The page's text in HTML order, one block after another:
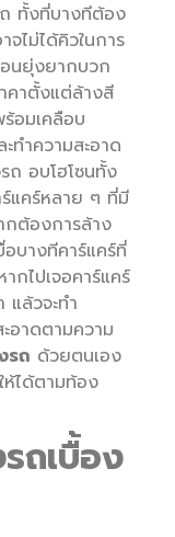
ถ ทั้งที่บางทีต้อง
จไม่ได้คิวในการ
นยุ่งยากบวก
คาตั้งแต่ล้างสี
อมเคลือบ
ทำความสะอาด
อบโฮโซนทั้ง
แคร์หลาย ๆ ที่มี
กต้องการล้าง
อบางทีคาร์แคร์ที่
กไปเจอคาร์แคร์
แล้วจะทำ
อาดตามความ
รถ ด้วยตนเอง
ได้ตามท้อง
ถเบื้อง